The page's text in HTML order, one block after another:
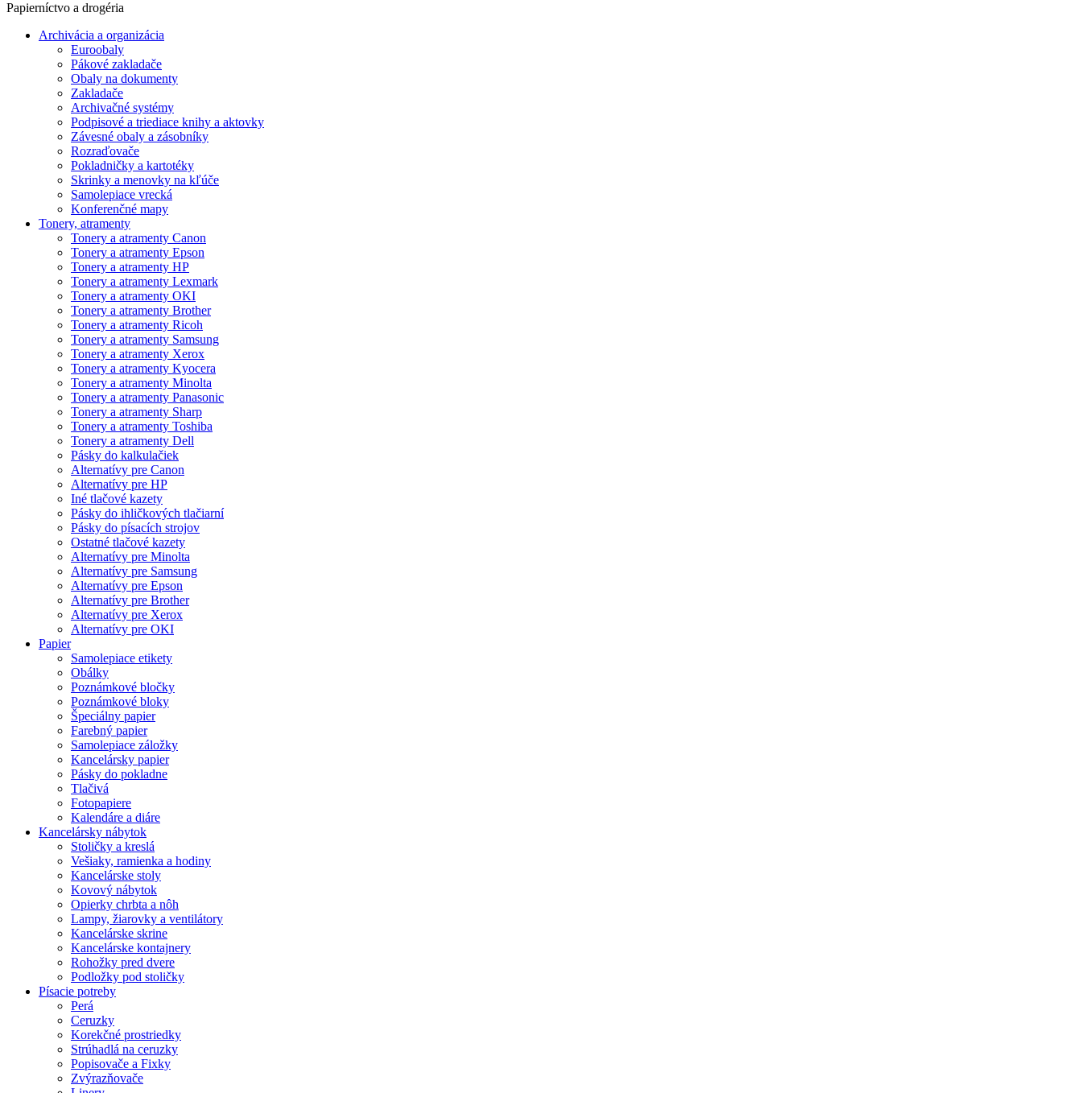
Papierníctvo a drogéria
Archivácia a organizácia
Euroobaly
Pákové zakladače
Obaly na dokumenty
Zakladače
Archivačné systémy
Podpisové a triediace knihy a aktovky
Závesné obaly a zásobníky
Rozraďovače
Pokladničky a kartotéky
Skrinky a menovky na kľúče
Samolepiace vrecká
Konferenčné mapy
Tonery, atramenty
Tonery a atramenty Canon
Tonery a atramenty Epson
Tonery a atramenty HP
Tonery a atramenty Lexmark
Tonery a atramenty OKI
Tonery a atramenty Brother
Tonery a atramenty Ricoh
Tonery a atramenty Samsung
Tonery a atramenty Xerox
Tonery a atramenty Kyocera
Tonery a atramenty Minolta
Tonery a atramenty Panasonic
Tonery a atramenty Sharp
Tonery a atramenty Toshiba
Tonery a atramenty Dell
Pásky do kalkulačiek
Alternatívy pre Canon
Alternatívy pre HP
Iné tlačové kazety
Pásky do ihličkových tlačiarní
Pásky do písacích strojov
Ostatné tlačové kazety
Alternatívy pre Minolta
Alternatívy pre Samsung
Alternatívy pre Epson
Alternatívy pre Brother
Alternatívy pre Xerox
Alternatívy pre OKI
Papier
Samolepiace etikety
Obálky
Poznámkové bločky
Poznámkové bloky
Špeciálny papier
Farebný papier
Samolepiace záložky
Kancelársky papier
Pásky do pokladne
Tlačivá
Fotopapiere
Kalendáre a diáre
Kancelársky nábytok
Stoličky a kreslá
Vešiaky, ramienka a hodiny
Kancelárske stoly
Kovový nábytok
Opierky chrbta a nôh
Lampy, žiarovky a ventilátory
Kancelárske skrine
Kancelárske kontajnery
Rohožky pred dvere
Podložky pod stoličky
Písacie potreby
Perá
Ceruzky
Korekčné prostriedky
Strúhadlá na ceruzky
Popisovače a Fixky
Zvýrazňovače